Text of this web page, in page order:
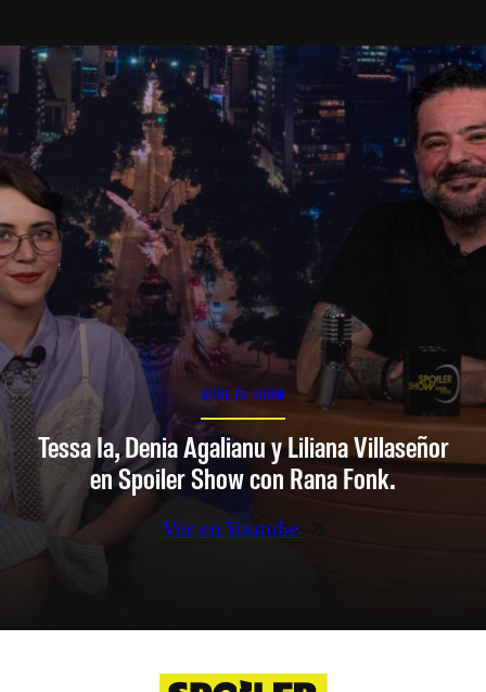
SPOILER SHOW
Tessa Ia, Denia Agalianu y Liliana Villaseñor
en Spoiler Show con Rana Fonk.
Ver en Youtube